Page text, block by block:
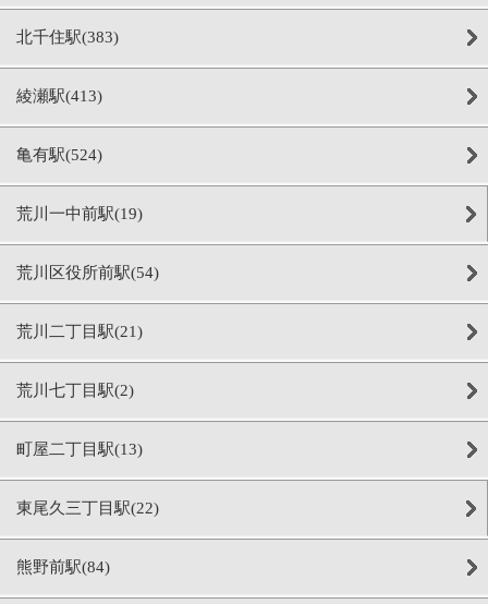
北千住駅(383)
綾瀬駅(413)
亀有駅(524)
荒川一中前駅(19)
荒川区役所前駅(54)
荒川二丁目駅(21)
荒川七丁目駅(2)
町屋二丁目駅(13)
東尾久三丁目駅(22)
熊野前駅(84)